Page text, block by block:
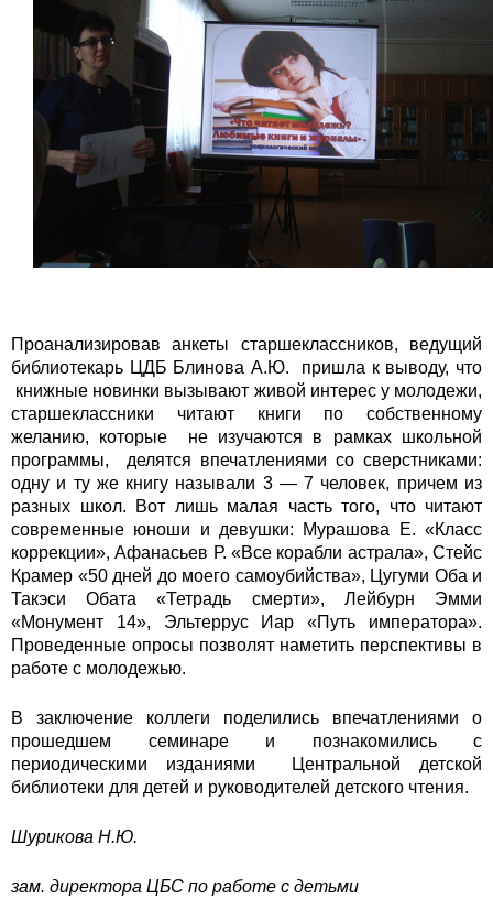
Проанализировав анкеты старшеклассников, ведущий
библиотекарь ЦДБ Блинова А.Ю. пришла к выводу, что
книжные новинки вызывают живой интерес у молодежи,
старшеклассники читают книги по собственному
желанию, которые не изучаются в рамках школьной
программы, делятся впечатлениями со сверстниками:
одну и ту же книгу называли 3 — 7 человек, причем из
разных школ. Вот лишь малая часть того, что читают
современные юноши и девушки: Мурашова Е. «Класс
коррекции», Афанасьев Р. «Все корабли астрала», Стейс
Крамер «50 дней до моего самоубийства», Цугуми Оба и
Такэси Обата «Тетрадь смерти», Лейбурн Эмми
«Монумент 14», Эльтеррус Иар «Путь императора».
Проведенные опросы позволят наметить перспективы в
работе с молодежью.
В заключение коллеги поделились впечатлениями о
прошедшем семинаре и познакомились с
периодическими изданиями Центральной детской
библиотеки для детей и руководителей детского чтения.
Шурикова Н.Ю.
зам. директора ЦБС по работе с детьми